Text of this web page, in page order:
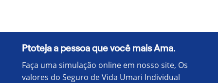
Ptoteja a pessoa que você mais Ama.
Faça uma simulação online em nosso site, Os
valores do Seguro de Vida Umari Individual